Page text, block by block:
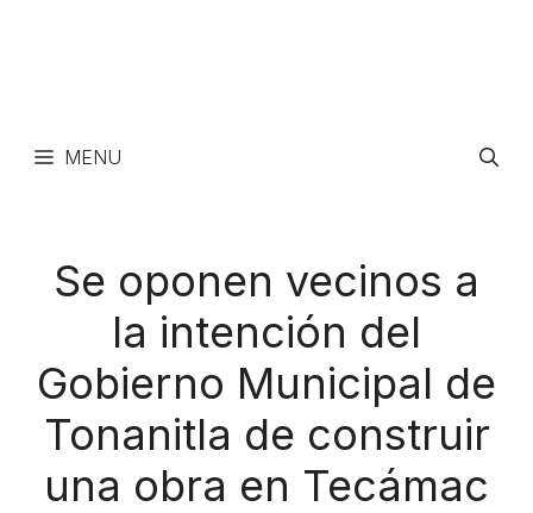
MENU
Se oponen vecinos a
la intención del
Gobierno Municipal de
Tonanitla de construir
una obra en Tecámac